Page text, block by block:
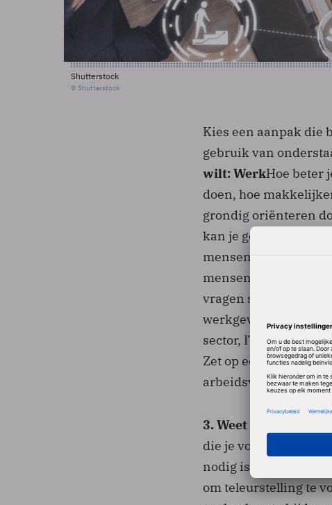
Shutterstock
© Shutterstock
Kies een aanpak die
gebruik van
wilt: WerkHoe beter
doen, hoe
grondig oriënteren
kan je gevoel geven
mensen en probeer
mensen het leuk
vragen staat vrij.
2.
werkgevers je het
sector, IT-
Zet op een rijtje wat
arbeidsvoorwaarden
3. Weet wat je kunt
die je voor ogen
nodig is. Wees eerlijk
om teleurstelling te